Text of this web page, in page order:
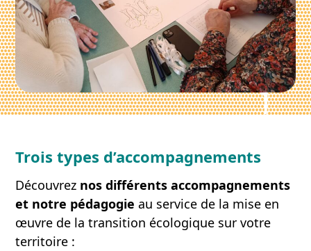
Trois types d’accompagnements
Découvrez nos différents accompagnements
et notre pédagogie au service de la mise en
œuvre de la transition écologique sur votre
territoire :